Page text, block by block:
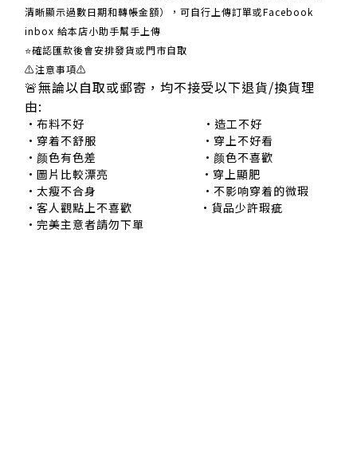
清晰顯示過數日期和轉帳金額），可自行上傳訂單或Facebook
inbox 給本店小助手幫手上傳
⭐確認匯款後會安排發貨或門市自取
⚠注意事項⚠
🚨無論以自取或郵寄，均不接受以下退貨/換貨理
由:
•布料不好 •造工不好
•穿着不舒服 •穿上不好看
•颜色有色差 •颜色不喜歡
•圖片比較漂亮 •穿上顯肥
•太瘦不合身 •不影响穿着的微瑕
•客人觀點上不喜歡 •貨品少許瑕疵
•完美主意者請勿下單